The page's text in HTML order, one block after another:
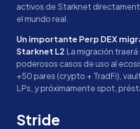
activos de Starknet
el mundo real.
Un importante Perp DEX
Starknet L2 La migración
poderosos casos de uso al
+50 pares (crypto + TradFi),
LPs, y próximamente spot,
Stride